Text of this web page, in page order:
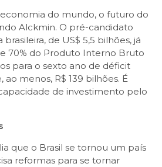
do mundo, o futuro do
Alckmin. O pré-candidato
de US$ 5,5 bilhões, já
70% do Produto Interno Bruto
para o sexto ano de déficit
ao menos, R$ 139 bilhões. É
de investimento pelo
que o Brasil se tornou um país
reformas para se tornar